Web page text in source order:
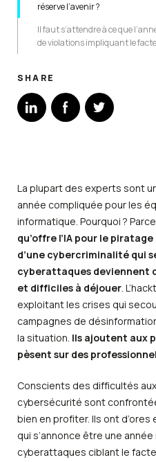
réserve l’avenir ?
Il faut s’attendre à ce que
de violations impliquant le
SHARE
La plupart des experts sont
année compliquée pour les
informatique. Pourquoi ?
qu’offre l’IA pour le
d’une cybercriminalité qui
cyberattaques deviennent
et difficiles à déjouer.
exploitant les crises qui
campagnes de
la situation. Ils ajoutent aux
pèsent sur des
Conscients des difficultés
cybersécurité sont
bien en profiter. Ils ont
qui s’annonce être une
cyberattaques ciblant le